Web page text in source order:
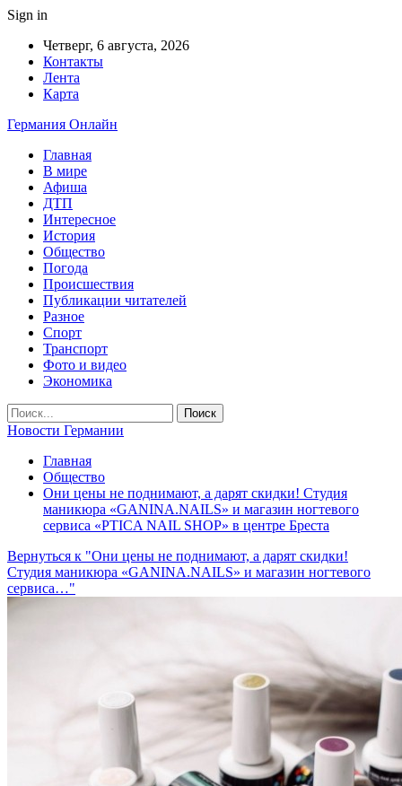
Sign in
Четверг, 6 августа, 2026
Контакты
Лента
Карта
Германия Онлайн
Главная
В мире
Афиша
ДТП
Интересное
История
Общество
Погода
Происшествия
Публикации читателей
Разное
Спорт
Транспорт
Фото и видео
Экономика
Новости Германии
Главная
Общество
Они цены не поднимают, а дарят скидки! Студия
маникюра «GANINA.NAILS» и магазин ногтевого
сервиса «PTICA NAIL SHOP» в центре Бреста
Вернуться к "Они цены не поднимают, а дарят скидки!
Студия маникюра «GANINA.NAILS» и магазин ногтевого
сервиса…"